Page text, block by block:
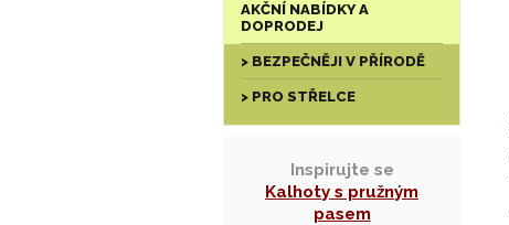
AKČNÍ NABÍDKY A
DOPRODEJ
> BEZPEČNĚJI V PŘÍRODĚ
> PRO STŘELCE
Inspirujte se
Kalhoty s pružným
pasem